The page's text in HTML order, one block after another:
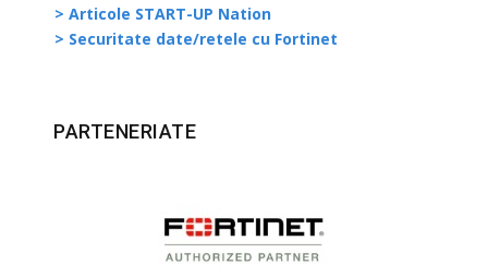
> Articole START-UP Nation
> Securitate date/retele cu Fortinet
PARTENERIATE